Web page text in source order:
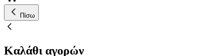
Πίσω
Καλάθι αγορών